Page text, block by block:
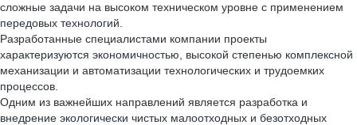
сложные задачи на высоком техническом уровне с применением
передовых технологий.
Разработанные специалистами компании проекты
характеризуются экономичностью, высокой степенью комплексной
механизации и автоматизации технологических и трудоемких
процессов.
Одним из важнейших направлений является разработка и
внедрение экологически чистых малоотходных и безотходных